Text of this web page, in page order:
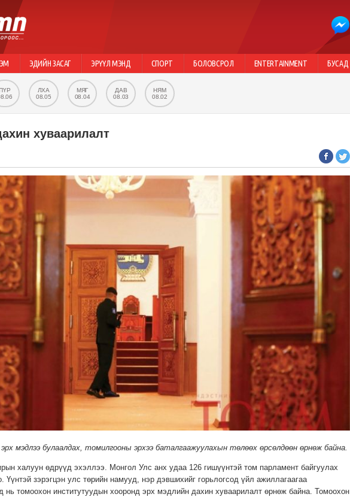
ЭДИЙН ЗАСАГ ЭРҮҮЛ МЭНД СПОРТ БОЛОВСРОЛ ENTERTAINMENT БУСАД
ЛХА
08.05
МЯГ
08.04
ДАВ
08.03
НЯМ
08.02
хуваарилалт
мэдлээ булаалдах, томилгооны эрхээ баталгаажуулахын төлөөх өрсөлдөөн өрнөж байна.
халуун өдрүүд эхэллээ. Монгол Улс анх удаа 126 гишүүнтэй том парламент байгуулах
Үүнтэй зэрэгцэн улс төрийн намууд, нэр дэвшихийг горьлогсод үйл ажиллагаагаа
нь томоохон институтуудын хооронд эрх мэдлийн дахин хуваарилалт өрнөж байна. Томоохон